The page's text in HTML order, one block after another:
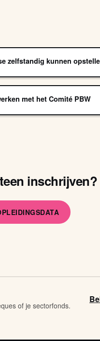
zelfstandig kunnen
met het Comité PBW
inschrijven?
of je sectorfonds.